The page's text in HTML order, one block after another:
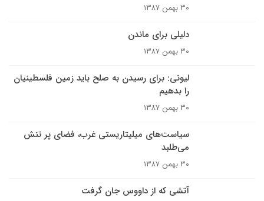
۳۰ بهمن ۱۳۸۷
دلیلی برای ماندن
۳۰ بهمن ۱۳۸۷
ليونى: براى رسيدن به صلح بايد زمين فلسطينيان
را بدهيم
۳۰ بهمن ۱۳۸۷
سیاست‌های میلیتاریستی غرب، فضای پر تنش
می‌طلبد
۳۰ بهمن ۱۳۸۷
آتشی که از داووس جان گرفت